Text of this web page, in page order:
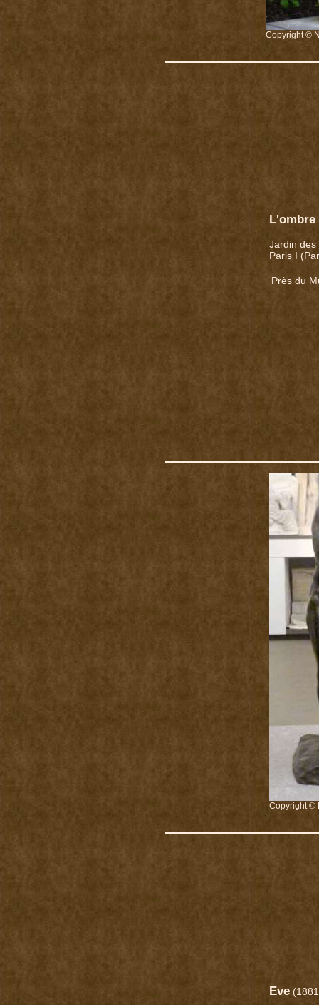
Copyright ©
L'ombre
Jardin des
Paris I
Près du
Copyright ©
Eve